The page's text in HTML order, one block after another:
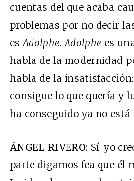
cuentas del que acaba
problemas por no decir
esAdolphe.Adolphe es
habla de la modernidad
habla de la
consigue lo que quería y
ha conseguido ya no
ÁNGEL RIVERO: Sí, yo
parte digamos fea que él